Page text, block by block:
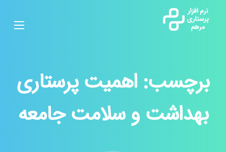
برچسب: اهمیت پرستاری
بهداشت و سلامت جامعه